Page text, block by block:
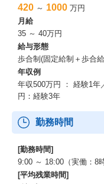
420 ～ 1000 万円
月給
35 ～ 40万円
給与形態
歩合制(固定給制＋歩合
年収例
年収500万円 ： 経験1年
円：経験3年
勤務時間
[勤務時間]
9:00 ～ 18:00（実働：8
[平均残業時間]